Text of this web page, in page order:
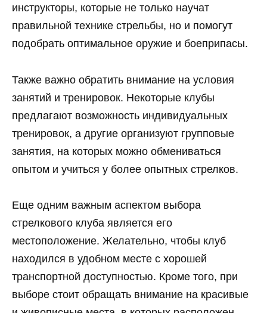
инструкторы, которые не только научат
правильной технике стрельбы, но и помогут
подобрать оптимальное оружие и боеприпасы.
Также важно обратить внимание на условия
занятий и тренировок. Некоторые клубы
предлагают возможность индивидуальных
тренировок, а другие организуют групповые
занятия, на которых можно обмениваться
опытом и учиться у более опытных стрелков.
Еще одним важным аспектом выбора
стрелкового клуба является его
местоположение. Желательно, чтобы клуб
находился в удобном месте с хорошей
транспортной доступностью. Кроме того, при
выборе стоит обращать внимание на красивые